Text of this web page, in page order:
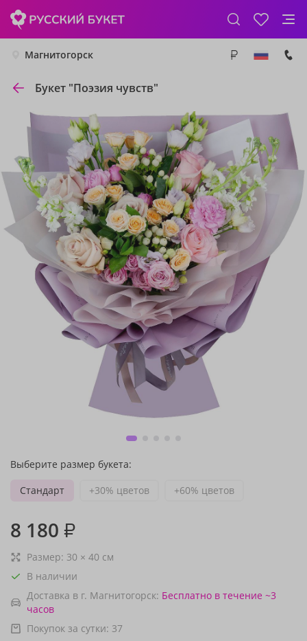
Магнитогорск
Букет "Поэзия чувств"
Выберите размер букета:
Стандарт
+30% цветов +60% цветов
8 180 ₽
Размер: 30 × 40 см
В наличии
Доставка в г. Магнитогорск: Бесплатно в течение ~3
часов
Покупок за сутки: 37